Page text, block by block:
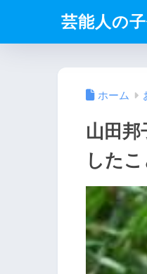
芸能人の
ホーム
山田
した